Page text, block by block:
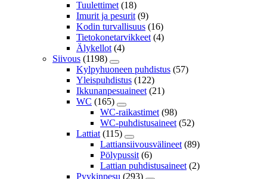
Tuulettimet (18)
Imurit ja pesurit (9)
Kodin turvallisuus (16)
Tietokonetarvikkeet (4)
Älykellot (4)
Siivous (1198)
Kylpyhuoneen puhdistus (57)
Yleispuhdistus (122)
Ikkunanpesuaineet (21)
WC (165)
WC-raikastimet (98)
WC-puhdistusaineet (52)
Lattiat (115)
Lattiansiivousvälineet (89)
Pölypussit (6)
Lattian puhdistusaineet (2)
Pyykinpesu (293)